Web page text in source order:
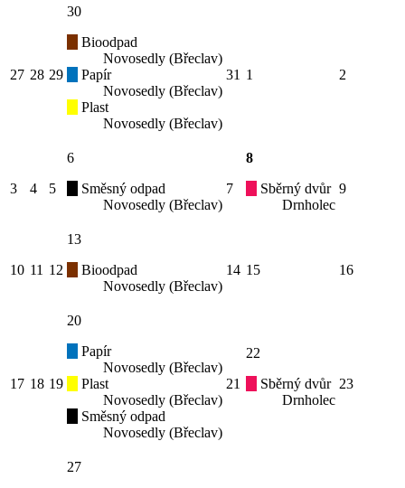
27 28 29
30
Bioodpad
Novosedly (Břeclav)
Papír
Novosedly (Břeclav)
Plast
Novosedly (Břeclav)
31 1 2
3 4 5
6
Směsný odpad
Novosedly (Břeclav)
7
8
Sběrný dvůr
Drnholec
9
10 11 12
13
Bioodpad
Novosedly (Břeclav)
14 15 16
17 18 19
20
Papír
Novosedly (Břeclav)
Plast
Novosedly (Břeclav)
Směsný odpad
Novosedly (Břeclav)
21
22
Sběrný dvůr
Drnholec
23
27